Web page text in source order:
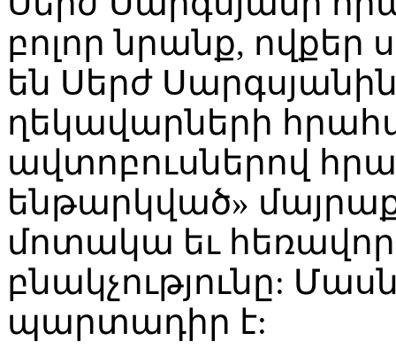
բոլոր նրանք,
են Սերժ
ղեկավարների
ավտոբուսներով
ենթարկված»
մոտակա եւ
բնակչությունը:
պարտադիր է: